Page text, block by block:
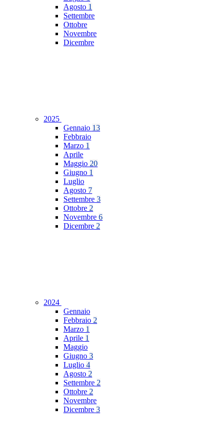
Agosto 1
Settembre
Ottobre
Novembre
Dicembre
2025
Gennaio 13
Febbraio
Marzo 1
Aprile
Maggio 20
Giugno 1
Luglio
Agosto 7
Settembre 3
Ottobre 2
Novembre 6
Dicembre 2
2024
Gennaio
Febbraio 2
Marzo 1
Aprile 1
Maggio
Giugno 3
Luglio 4
Agosto 2
Settembre 2
Ottobre 2
Novembre
Dicembre 3